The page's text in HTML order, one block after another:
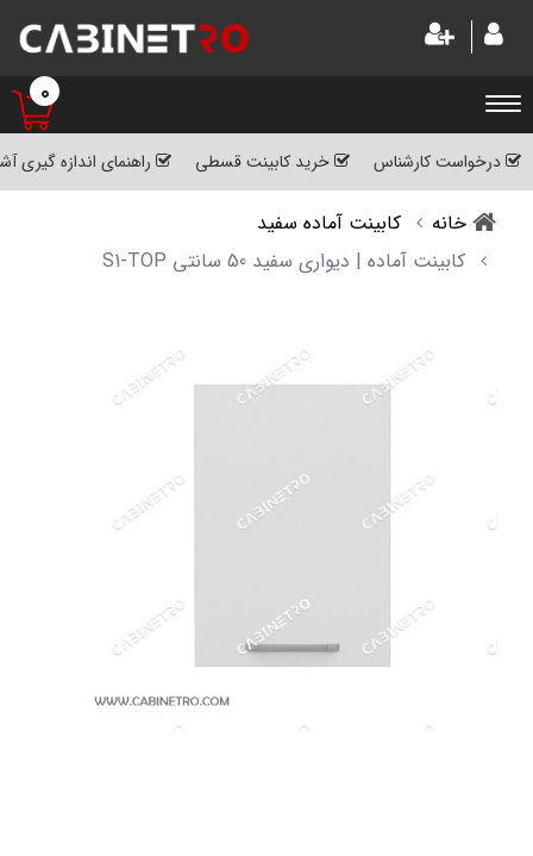
0
درخواست کارشناس خرید کابینت قسطی راهنمای اندازه گیری
خانه
کابینت آماده سفید
کابینت آماده | دیواری سفید 50 سانتی S1-TOP